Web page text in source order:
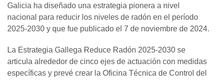
Galicia ha diseñado una estrategia pionera a nivel
nacional para reducir los niveles de radón en el período
2025-2030 y que fue publicado el 7 de noviembre de 2024.
La Estrategia Gallega Reduce Radón 2025-2030 se
articula alrededor de cinco ejes de actuación con medidas
específicas y prevé crear la Oficina Técnica de Control del